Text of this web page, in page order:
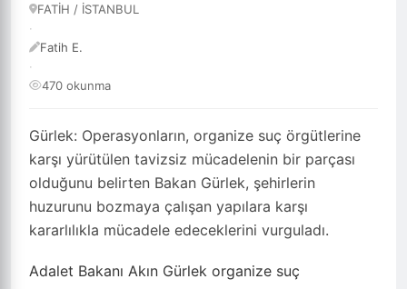
Gürlek: Operasyonların, organize suç örgütlerine
karşı yürütülen tavizsiz mücadelenin bir parçası
olduğunu belirten Bakan Gürlek, şehirlerin
huzurunu bozmaya çalışan yapılara karşı
kararlılıkla mücadele edeceklerini vurguladı.
FATİH / İSTANBUL
·
Fatih E.
·
470 okunma
Adalet Bakanı Akın Gürlek organize suç